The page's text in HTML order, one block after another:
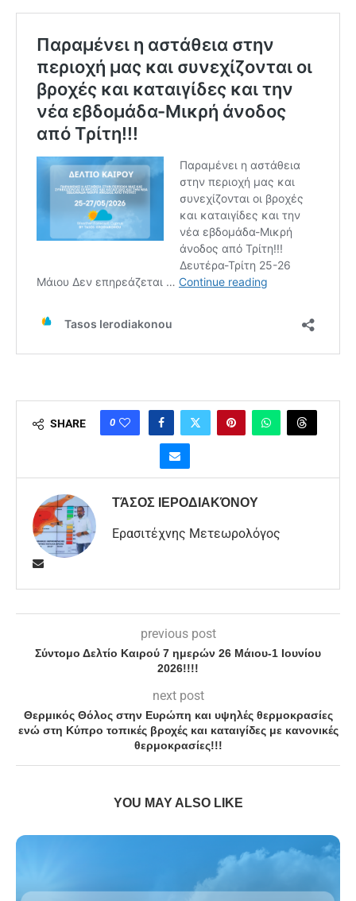
SHARE 0
ΤΆΣΟΣ ΙΕΡΟΔΙΑΚΌΝΟΥ
Ερασιτέχνης Μετεωρολόγος
previous post
Σύντομο Δελτίο Καιρού 7 ημερών 26 Μάιου-1 Ιουνίου
2026!!!!
next post
Θερμικός Θόλος στην Ευρώπη και υψηλές θερμοκρασίες
ενώ στη Κύπρο τοπικές βροχές και καταιγίδες με κανονικές
θερμοκρασίες!!!
YOU MAY ALSO LIKE